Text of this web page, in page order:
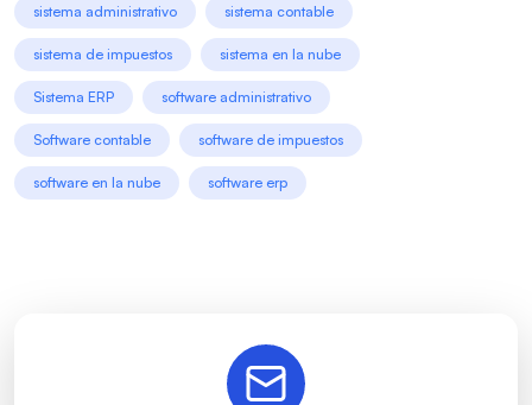
sistema administrativo sistema contable
sistema de impuestos sistema en la nube
Sistema ERP software administrativo
Software contable software de impuestos
software en la nube software erp